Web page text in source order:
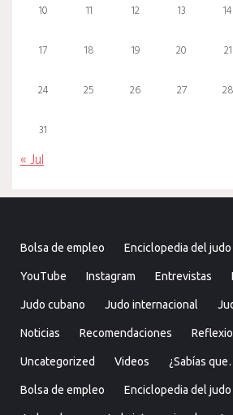
10 11 12 13 14
17 18 19 20 21
24 25 26 27 28
31
« Jul
Bolsa de empleo Enciclopedia del judo
YouTube Instagram Entrevistas
Judo cubano Judo internacional
Noticias Recomendaciones
Uncategorized Videos ¿Sabías
Bolsa de empleo Enciclopedia del judo